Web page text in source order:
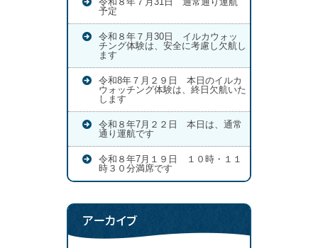
予定
令和８年７月30日 イルカウォッ
チング体験は、安全に考慮し欠航し
ます
令和8年７月２９日 本日のイルカ
ウォッチング体験は、終日欠航いた
します
令和８年7月２２日 本日は、通常
通り運航です
令和８年7月１９日 １０時・１１
時３０分満席です
アーカイブ